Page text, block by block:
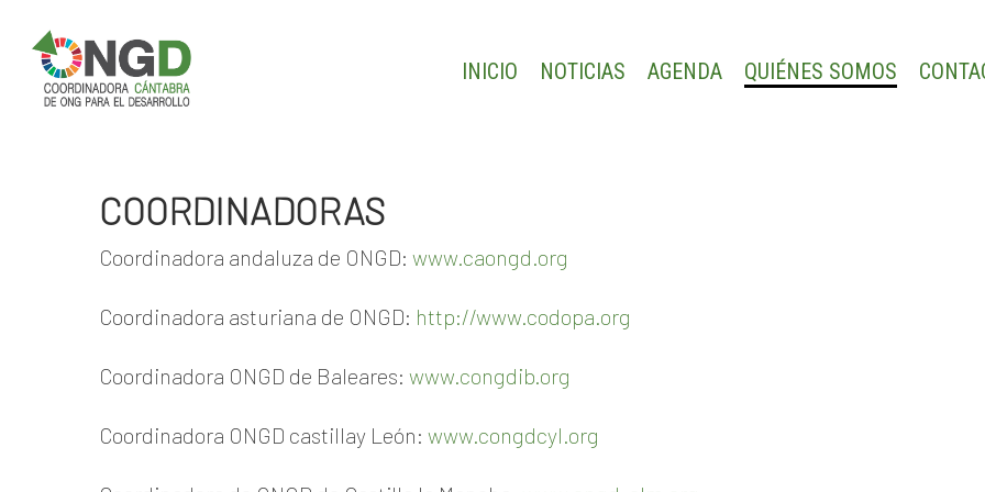
main
content
INICIO NOTICIAS AGENDA QUIÉNES SOMOS
COORDINADORAS
Coordinadora andaluza de ONGD: www.caongd.org
Coordinadora asturiana de ONGD: http://www.codopa.org
Coordinadora ONGD de Baleares: www.congdib.org
Coordinadora ONGD castillay León: www.congdcyl.org